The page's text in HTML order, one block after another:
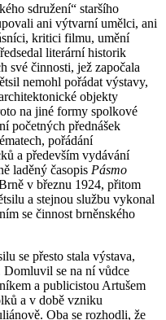
sdružení“ staršího
ani výtvarní umělci, ani
kritici filmu, umění
literární historik
své činnosti, jež započala
nemohl pořádat výstavy,
objekty
na jiné formy spolkové
početných přednášek
pořádání
a především vydávání
laděný časopis Pásmo
v březnu 1924, přitom
a stejnou službu vykonal
se činnost brněnského
se přesto stala výstava,
se na ní vůdce
a publicistou Artušem
a v době vzniku
Oba se rozhodli, že